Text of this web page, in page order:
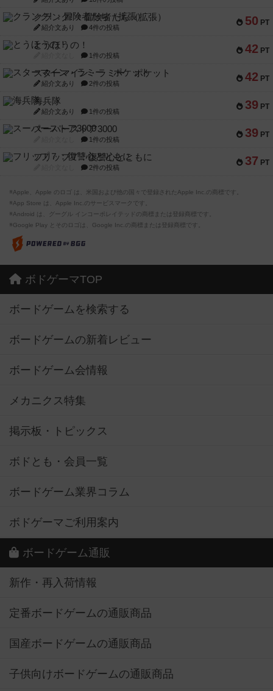
50 PT
クランク! ：冒険者たち（拡張）
紹介文あり 4件の投稿
42 PT
とうほうの！
1件の投稿
42 PT
スターマイン・ラミー ポケット
紹介文あり 2件の投稿
39 PT
海兵隊
紹介文あり 1件の投稿
39 PT
スーパーストア3000
1件の投稿
37 PT
フリップ７：復讐心とともに
2件の投稿
※Apple、Apple のロゴ は、米国および他の国々で登録されたApple Inc.の商標です。
※App Store は、Apple Inc.のサービスマークです。
※Android は、グーグル インコーポレイテッドの商標または登録商標です。
※Google Play とそのロゴは、Google Inc.の商標または登録商標です。
ボドゲーマTOP
ボードゲームを検索する
ボードゲームの新着レビュー
ボードゲーム会情報
メカニクス特集
掲示板・トピックス
ボドとも・会員一覧
ボードゲーム業界コラム
ボドゲーマご利用案内
ボードゲーム通販
新作・再入荷情報
定番ボードゲームの通販商品
国産ボードゲームの通販商品
子供向けボードゲームの通販商品